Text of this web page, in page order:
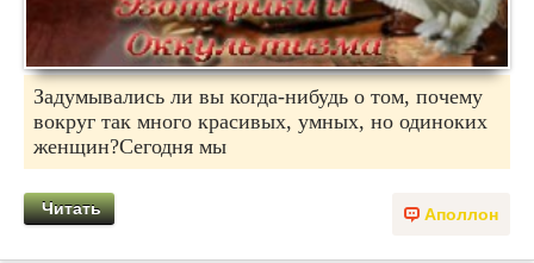
Задумывались ли вы когда-нибудь о том, почему
вокруг так много красивых, умных, но одиноких
женщин?Сегодня мы
Аполлон
Читать